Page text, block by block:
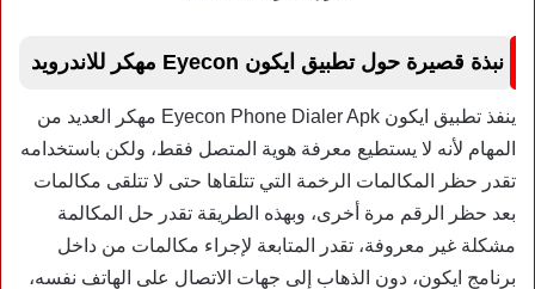
نبذة قصيرة حول تطبيق ايكون Eyecon مهكر للاندرويد
ينفذ تطبيق ايكون Eyecon Phone Dialer Apk مهكر العديد من
المهام لأنه لا يستطيع معرفة هوية المتصل فقط، ولكن باستخدامه
تقدر حظر المكالمات الرخمة التي تتلقاها حتى لا تتلقى مكالمات
بعد حظر الرقم مرة أخرى، وبهذه الطريقة تقدر حل المكالمة
مشكلة غير معروفة، تقدر المتابعة لإجراء مكالمات من داخل
برنامج ايكون، دون الذهاب إلى جهات الاتصال على الهاتف نفسه،